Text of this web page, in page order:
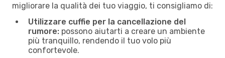
migliorare la qualità dei tuo viaggio, ti consigliamo di:
Utilizzare cuffie per la cancellazione del
rumore: possono aiutarti a creare un ambiente
più tranquillo, rendendo il tuo volo più
confortevole.